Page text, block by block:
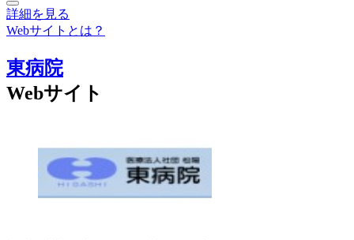
詳細を見る
Webサイトとは？
東病院
Webサイト